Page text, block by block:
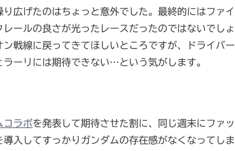
り広げたのはちょっと意外でした。最終的にはファ
ールの良さが光ったレースだったのではないでしょ
戦線に戻ってきてほしいところですが、ドライバ
ーリには期待できない…という気がします。
コラボを発表して期待させた割に、同じ週末にファ
導入してすっかりガンダムの存在感がなくなってし